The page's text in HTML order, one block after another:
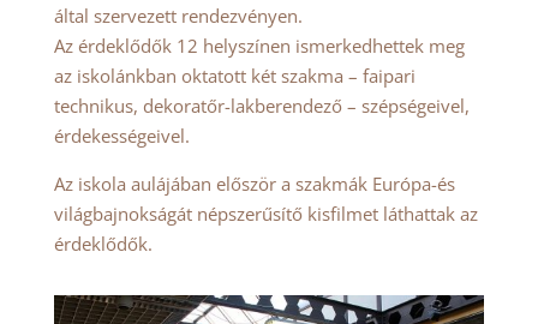
által szervezett rendezvényen.
Az érdeklődők 12 helyszínen ismerkedhettek meg
az iskolánkban oktatott két szakma – faipari
technikus, dekoratőr-lakberendező – szépségeivel,
érdekességeivel.
Az iskola aulájában először a szakmák Európa-és
világbajnokságát népszerűsítő kisfilmet láthattak az
érdeklődők.